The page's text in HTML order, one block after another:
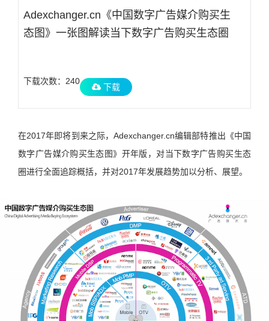
Adexchanger.cn《中国数字广告媒介购买生
态图》一张图解读当下数字广告购买生态圈
下载次数：240
下载
在2017年即将到来之际，Adexchanger.cn编辑部特推出《中国
数字广告媒介购买生态图》开年版，对当下数字广告购买生态
圈进行全面追踪概括，并对2017年发展趋势加以分析、展望。